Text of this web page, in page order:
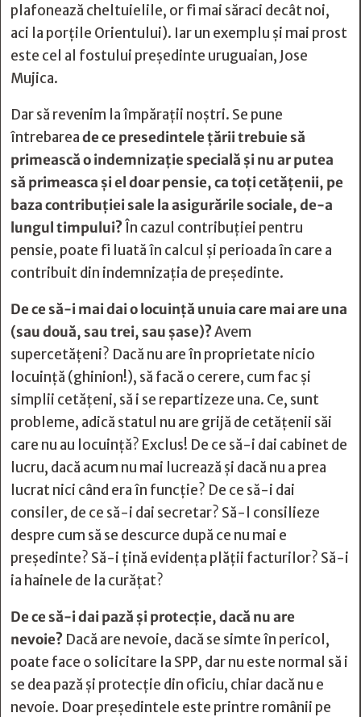
plafonează cheltuielile, or fi mai săraci decât noi,
aci la porțile Orientului). Iar un exemplu și mai prost
este cel al fostului președinte uruguaian, Jose
Mujica.
Dar să revenim la împărații noștri. Se pune
întrebareade ce presedintele țării trebuie să
primească o indemnizație specială și nu ar putea
să primeasca și el doar pensie, ca toți cetățenii, pe
baza contribuției sale la asigurările sociale, de-a
lungul timpului? În cazul contribuției pentru
pensie, poate fi luată în calcul și perioada în care a
contribuit din indemnizația de președinte.
De ce să-i mai dai o locuință unuia care mai are una
(sau două, sau trei, sau șase)?Avem
supercetățeni? Dacă nu are în proprietate nicio
locuință (ghinion!), să facă o cerere, cum fac și
simplii cetățeni, să i se repartizeze una. Ce, sunt
probleme, adică statul nu are grijă de cetățenii săi
care nu au locuință? Exclus! De ce să-i dai cabinet de
lucru, dacă acum nu mai lucrează și dacă nu a prea
lucrat nici când era în funcție? De ce să-i dai
consiler, de ce să-i dai secretar? Să-l consilieze
despre cum să se descurce după ce nu mai e
președinte? Să-i țină evidența plății facturilor? Să-i
ia hainele de la curățat?
De ce să-i dai pază și protecție, dacă nu are
nevoie? Dacă are nevoie, dacă se simte în pericol,
poate face o solicitare la SPP, dar nu este normal să i
se dea pază și protecție din oficiu, chiar dacă nu e
nevoie. Doar președintele este printre românii pe